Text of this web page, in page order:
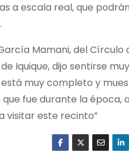
a escala real, que
Mamani, del Círculo
Iquique, dijo sentirse muy
muy completo y
fue durante la época,
visitar este recinto”